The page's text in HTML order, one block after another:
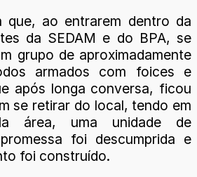
que, ao entrarem dentro da
da SEDAM e do BPA, se
grupo de aproximadamente
armados com foices e
após longa conversa, ficou
se retirar do local, tendo em
área, uma unidade de
foi descumprida e
foi construído.